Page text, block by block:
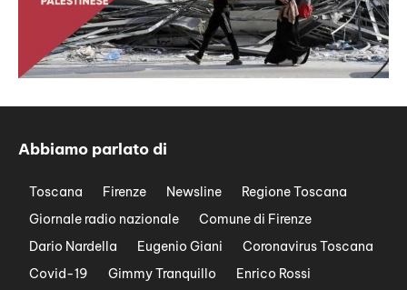
Abbiamo parlato di
Toscana Firenze Newsline
Regione Toscana
Giornale radio nazionale
Comune di Firenze
Dario Nardella
Eugenio Giani
Coronavirus Toscana
Covid-19
Gimmy Tranquillo
Enrico Rossi